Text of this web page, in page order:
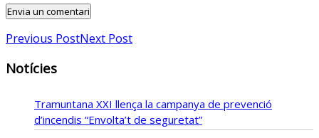
Previous PostNext Post
Notícies
Tramuntana XXI llença la campanya de prevenció
d’incendis “Envolta’t de seguretat”